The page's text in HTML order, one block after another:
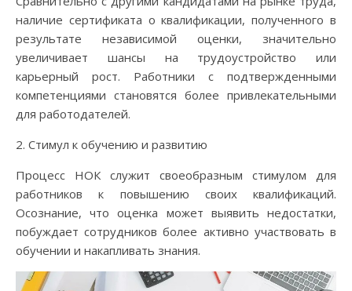
наличие сертификата о квалификации, полученного в
результате независимой оценки, значительно
увеличивает шансы на трудоустройство или
карьерный рост. Работники с подтвержденными
компетенциями становятся более привлекательными
для работодателей.
2. Стимул к обучению и развитию
Процесс НОК служит своеобразным стимулом для
работников к повышению своих квалификаций.
Осознание, что оценка может выявить недостатки,
побуждает сотрудников более активно участвовать в
обучении и накапливать знания.